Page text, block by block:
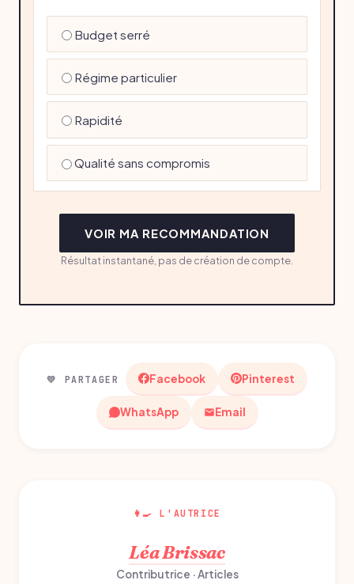
Budget serré
Régime particulier
Rapidité
Qualité sans compromis
VOIR MA RECOMMANDATION
Résultat instantané, pas de création de compte.
💛 PARTAGER Facebook Pinterest
WhatsApp Email
👩‍🍳 L'AUTRICE
Léa Brissac
Contributrice · Articles